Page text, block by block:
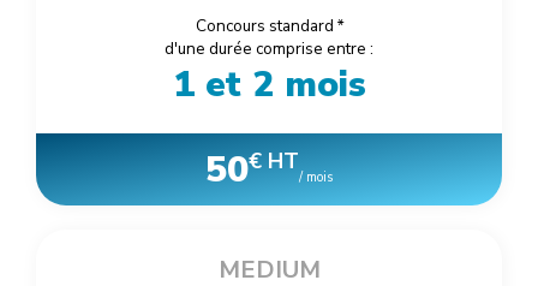
Concours standard *
d'une durée comprise entre :
1 et 2 mois
50€ HT
/ mois
MEDIUM